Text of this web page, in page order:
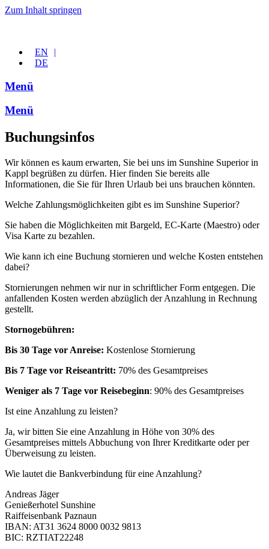
Zum Inhalt springen
EN
DE
Menü
Menü
Buchungsinfos
Wir können es kaum erwarten, Sie bei uns im Sunshine Superior in
Kappl begrüßen zu dürfen. Hier finden Sie bereits alle
Informationen, die Sie für Ihren Urlaub bei uns brauchen könnten.
Welche Zahlungsmöglichkeiten gibt es im Sunshine Superior?
Sie haben die Möglichkeiten mit Bargeld, EC-Karte (Maestro) oder
Visa Karte zu bezahlen.
Wie kann ich eine Buchung stornieren und welche Kosten entstehen
dabei?
Stornierungen nehmen wir nur in schriftlicher Form entgegen. Die
anfallenden Kosten werden abzüglich der Anzahlung in Rechnung
gestellt.
Stornogebühren:
Bis 30 Tage vor Anreise: Kostenlose Stornierung
Bis 7 Tage vor Reiseantritt: 70% des Gesamtpreises
Weniger als 7 Tage vor Reisebeginn: 90% des Gesamtpreises
Ist eine Anzahlung zu leisten?
Ja, wir bitten Sie eine Anzahlung in Höhe von 30% des
Gesamtpreises mittels Abbuchung von Ihrer Kreditkarte oder per
Überweisung zu leisten.
Wie lautet die Bankverbindung für eine Anzahlung?
Andreas Jäger
Genießerhotel Sunshine
Raiffeisenbank Paznaun
IBAN: AT31 3624 8000 0032 9813
BIC: RZTIAT22248